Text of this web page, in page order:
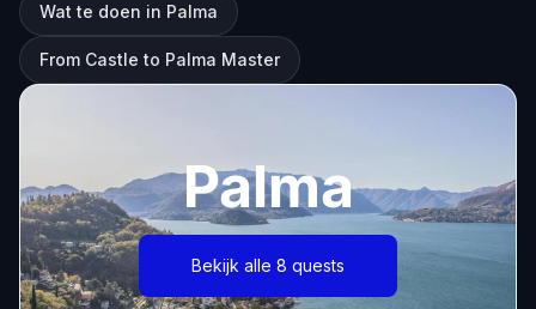
Wat te doen in Palma
From Castle to Palma Master
Palma
Bekijk alle 8 quests